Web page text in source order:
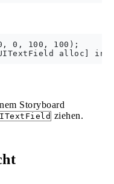
0, 100, 100);
Storyboard
ziehen.